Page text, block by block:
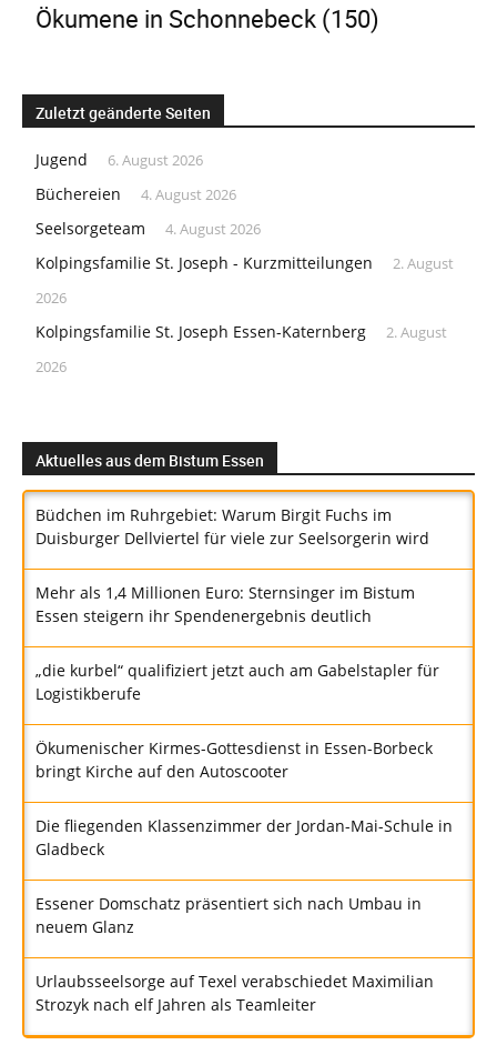
Ökumene in Schonnebeck (150)
Zuletzt geänderte Seiten
Jugend 6. August 2026
Büchereien 4. August 2026
Seelsorgeteam 4. August 2026
Kolpingsfamilie St. Joseph - Kurzmitteilungen
2. August
2026
Kolpingsfamilie St. Joseph Essen-Katernberg
2. August
2026
Aktuelles aus dem Bistum Essen
Büdchen im Ruhrgebiet: Warum Birgit Fuchs im
Duisburger Dellviertel für viele zur Seelsorgerin wird
Mehr als 1,4 Millionen Euro: Sternsinger im Bistum
Essen steigern ihr Spendenergebnis deutlich
„die kurbel“ qualifiziert jetzt auch am Gabelstapler für
Logistikberufe
Ökumenischer Kirmes-Gottesdienst in Essen-Borbeck
bringt Kirche auf den Autoscooter
Die fliegenden Klassenzimmer der Jordan-Mai-Schule in
Gladbeck
Essener Domschatz präsentiert sich nach Umbau in
neuem Glanz
Urlaubsseelsorge auf Texel verabschiedet Maximilian
Strozyk nach elf Jahren als Teamleiter